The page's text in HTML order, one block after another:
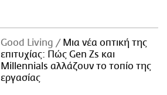
Good Living
Μια νέα οπτική της
επιτυχίας: Πώς Gen Zs και
Millennials αλλάζουν το τοπίο της
εργασίας